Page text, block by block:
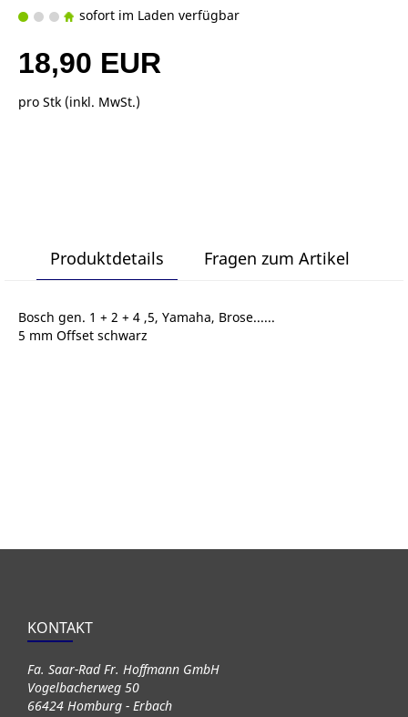
sofort im Laden verfügbar
18,90 EUR
pro Stk (inkl. MwSt.)
Produktdetails Fragen zum Artikel
Bosch gen. 1 + 2 + 4 ,5, Yamaha, Brose......
5 mm Offset schwarz
KONTAKT
Fa. Saar-Rad Fr. Hoffmann GmbH
Vogelbacherweg 50
66424 Homburg - Erbach